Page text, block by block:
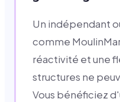
Un indépendant
comme
réactivité et une
structures ne
Vous bénéficiez